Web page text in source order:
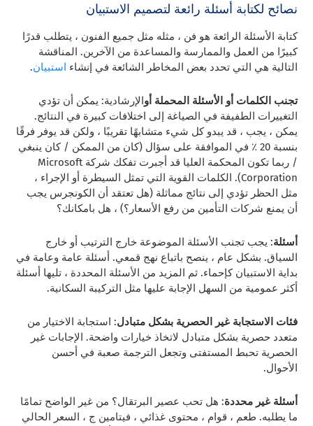
نصائح لكتابة أسئلة رائعة لتصميم الاستبيان
كتابة الأسئلة الرائعة هو فن ، مثله مثل جميع الفنون ، يتطلب قدرًا
كبيرًا من العمل والممارسة والمساعدة من الآخرين. المناقشة
التالية هي التي تحدد بعض المخاطر الشائعة في إنشاء استبيان.
تجنب الكلمات أو الأسئلة المحملة أوالإرشادية: يمكن أن تؤدي
التغييرات الطفيفة في الصياغة إلى اختلافات كبيرة في النتائج.
يمكن ، يجب ، قد يبدو كل شيء متشابهًا تقريبًا ، ولكن قد يوفر فرقًا
بنسبة 20 ٪ في الموافقة على سؤال (كان من الممكن / كان ينبغي
/ ربما تكون المحكمة العليا قد أجبرت تفكك شركة Microsoft
Corporation). الكلمات القوية التي تمثل السيطرة أو الإجراء ،
مثل الحظر تؤدي إلى نتائج مماثلة (هل تعتقد أن الكونجرس يجب
أن يمنع شركات التأمين من رفع الأسعار؟) ، هل بامكانك؟
أسئلة: يجب تجنب الأسئلة الموضوعة خارج الترتيب أو خارج
السياق. بشكل عام ، ينصح باتباع نهج قمعي. أسئلة عامة وعامة في
بداية الاستبيان كإحماء. ثم المزيد من الأسئلة المحددة ، تليها أسئلة
أكثر عمومية من السهل الإجابة عليها مثل التركيبة السكانية.
فئات الاستجابة غير الحصرية بشكل متبادل: استجابة الاختيار من
متعدد حصرية بشكل متبادل لاتخاذ خيارات واضحة. الإجابات غير
الحصرية تحبط المستفتى وتجعل الترجمة صعبة في أحسن
الأحوال.
أسئلة غير محددة: هل تحب عصير البرتقال؟ من غير الواضح تمامًا
ما يطلبه. طعم ، قوام ، محتوى غذائي ، فيتامين ج ، السعر الحالي